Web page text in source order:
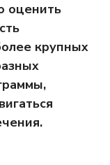
оценить
крупных